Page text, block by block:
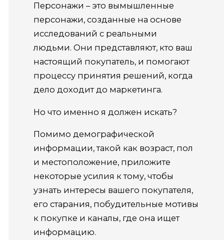
Персонажи – это вымышленные
персонажи, созданные на основе
исследований с реальными
людьми. Они представляют, кто ваш
настоящий покупатель, и помогают
процессу принятия решений, когда
дело доходит до маркетинга.
Но что именно я должен искать?
Помимо демографической
информации, такой как возраст, пол
и местоположение, приложите
некоторые усилия к тому, чтобы
узнать интересы вашего покупателя,
его старания, побудительные мотивы
к покупке и каналы, где она ищет
информацию.